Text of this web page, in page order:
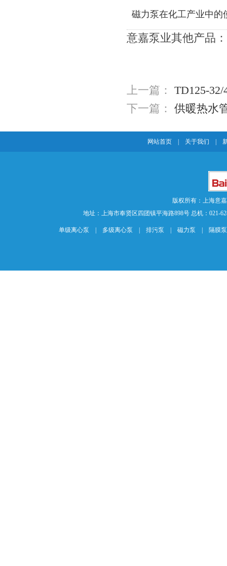
磁力泵在化工产业中的
意嘉泵业其他产品：
上一篇： TD125-
下一篇： 供暖热水
网站首页 关于我们
版权所有：上海意
地址：上海市奉贤区四团镇平海路898号 总机：021-
单级离心泵 多级离心泵 排污泵 磁力泵 隔膜泵